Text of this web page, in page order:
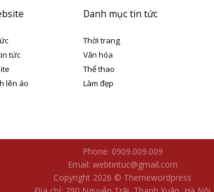
tức
lên áo
Danh mục tin tức
Thời trang
Văn hóa
Thể thao
Làm đẹp
Phone: 0909.009.009
Email: webtintuc@gmail.com
Copyright 2026 © Themewordpress